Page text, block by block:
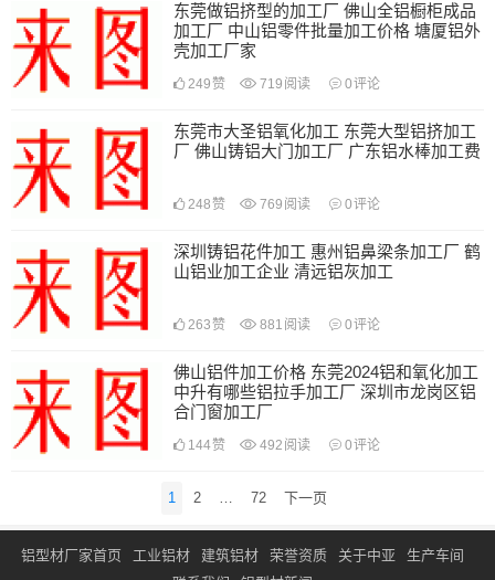
东莞做铝挤型的加工厂 佛山全铝橱柜成品
加工厂 中山铝零件批量加工价格 塘厦铝外
壳加工厂家
249 赞 719 阅读 0评论
东莞市大圣铝氧化加工 东莞大型铝挤加工
厂 佛山铸铝大门加工厂 广东铝水棒加工费
248 赞 769 阅读 0评论
深圳铸铝花件加工 惠州铝鼻梁条加工厂 鹤
山铝业加工企业 清远铝灰加工
263 赞 881 阅读 0评论
佛山铝件加工价格 东莞2024铝和氧化加工
中升有哪些铝拉手加工厂 深圳市龙岗区铝
合门窗加工厂
144赞 492 阅读 0评论
1 2 … 72 下一页
铝型材厂家首页 工业铝材 建筑铝材 荣誉资质 关于中亚
生产车间